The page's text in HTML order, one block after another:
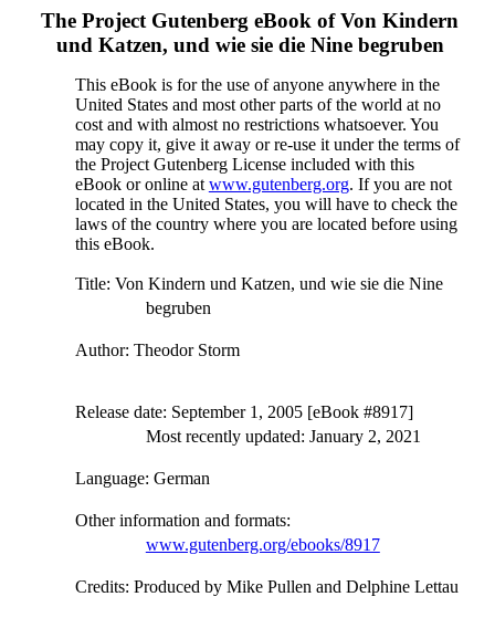
The Project Gutenberg eBook ofVon Kindern
und Katzen, und wie sie die Nine begruben
This eBook is for the use of anyone anywhere in the
United States and most other parts of the world at no
cost and with almost no restrictions whatsoever. You
may copy it, give it away or re-use it under the terms of
the Project Gutenberg License included with this
eBook or online at www.gutenberg.org. If you are not
located in the United States, you will have to check the
laws of the country where you are located before using
this eBook.
Title: Von Kindern und Katzen, und wie sie die Nine
begruben
Author: Theodor Storm
Release date: September 1, 2005 [eBook #8917]
Most recently updated: January 2, 2021
Language: German
Other information and formats:
www.gutenberg.org/ebooks/8917
Credits: Produced by Mike Pullen and Delphine Lettau